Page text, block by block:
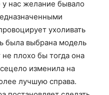
нас желание бывало
ухоливать
была выбрана модель
плохо бы тогда она
изменила на
лучшую справа.